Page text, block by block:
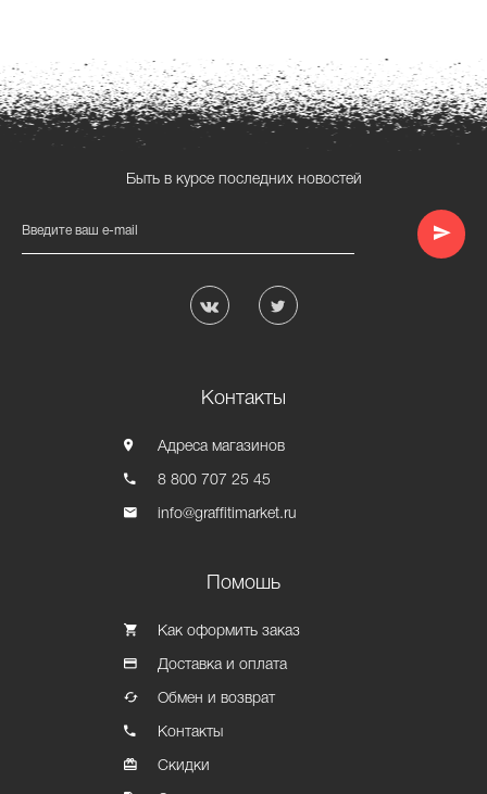
Быть в курсе последних новостей
Введите ваш e-mail
Контакты
Адреса магазинов
8 800 707 25 45
info@graffitimarket.ru
Помошь
Как оформить заказ
Доставка и оплата
Обмен и возврат
Контакты
Скидки